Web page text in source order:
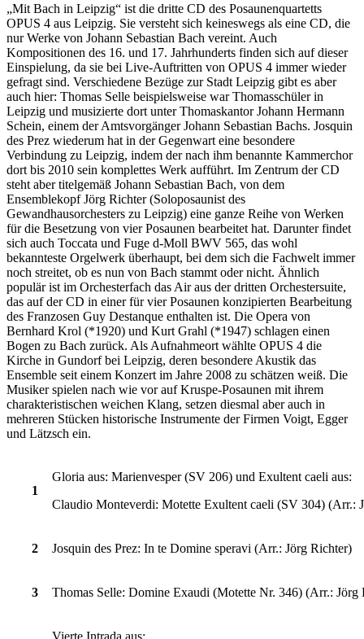
„Mit Bach in Leipzig“ ist die dritte CD des Posaunenquartetts
OPUS 4 aus Leipzig. Sie versteht sich keineswegs als eine CD, die
nur Werke von Johann Sebastian Bach vereint. Auch
Kompositionen des 16. und 17. Jahrhunderts finden sich auf dieser
Einspielung, da sie bei Live-Auftritten von OPUS 4 immer wieder
gefragt sind. Verschiedene Bezüge zur Stadt Leipzig gibt es aber
auch hier: Thomas Selle beispielsweise war Thomasschüler in
Leipzig und musizierte dort unter Thomaskantor Johann Hermann
Schein, einem der Amtsvorgänger Johann Sebastian Bachs. Josquin
des Prez wiederum hat in der Gegenwart eine besondere
Verbindung zu Leipzig, indem der nach ihm benannte Kammerchor
dort bis 2010 sein komplettes Werk aufführt. Im Zentrum der CD
steht aber titelgemäß Johann Sebastian Bach, von dem
Ensemblekopf Jörg Richter (Soloposaunist des
Gewandhausorchesters zu Leipzig) eine ganze Reihe von Werken
für die Besetzung von vier Posaunen bearbeitet hat. Darunter findet
sich auch Toccata und Fuge d-Moll BWV 565, das wohl
bekannteste Orgelwerk überhaupt, bei dem sich die Fachwelt immer
noch streitet, ob es nun von Bach stammt oder nicht. Ähnlich
populär ist im Orchesterfach das Air aus der dritten Orchestersuite,
das auf der CD in einer für vier Posaunen konzipierten Bearbeitung
des Franzosen Guy Destanque enthalten ist. Die Opera von
Bernhard Krol (*1920) und Kurt Grahl (*1947) schlagen einen
Bogen zu Bach zurück. Als Aufnahmeort wählte OPUS 4 die
Kirche in Gundorf bei Leipzig, deren besondere Akustik das
Ensemble seit einem Konzert im Jahre 2008 zu schätzen weiß. Die
Musiker spielen nach wie vor auf Kruspe-Posaunen mit ihrem
charakteristischen weichen Klang, setzen diesmal aber auch in
mehreren Stücken historische Instrumente der Firmen Voigt, Egger
und Lätzsch ein.
1
Gloria aus: Marienvesper (SV 206) und Exultent caeli aus:
Claudio Monteverdi: Motette Exultent caeli (SV 304) (Arr.:
2 Josquin des Prez: In te Domine speravi (Arr.: Jörg Richter)
3 Thomas Selle: Domine Exaudi (Motette Nr. 346) (Arr.: Jörg
Vierte Intrada aus: